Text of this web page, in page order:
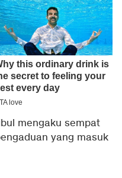
mengaku sempat
yang masuk